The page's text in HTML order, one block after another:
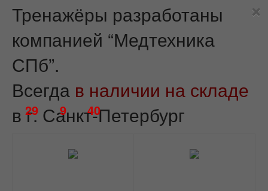
Тренажёры разработаны
компанией “Медтехника
СПб”.
Всегда в наличии на складе
в г. Санкт-Петербург
×
29 9 40